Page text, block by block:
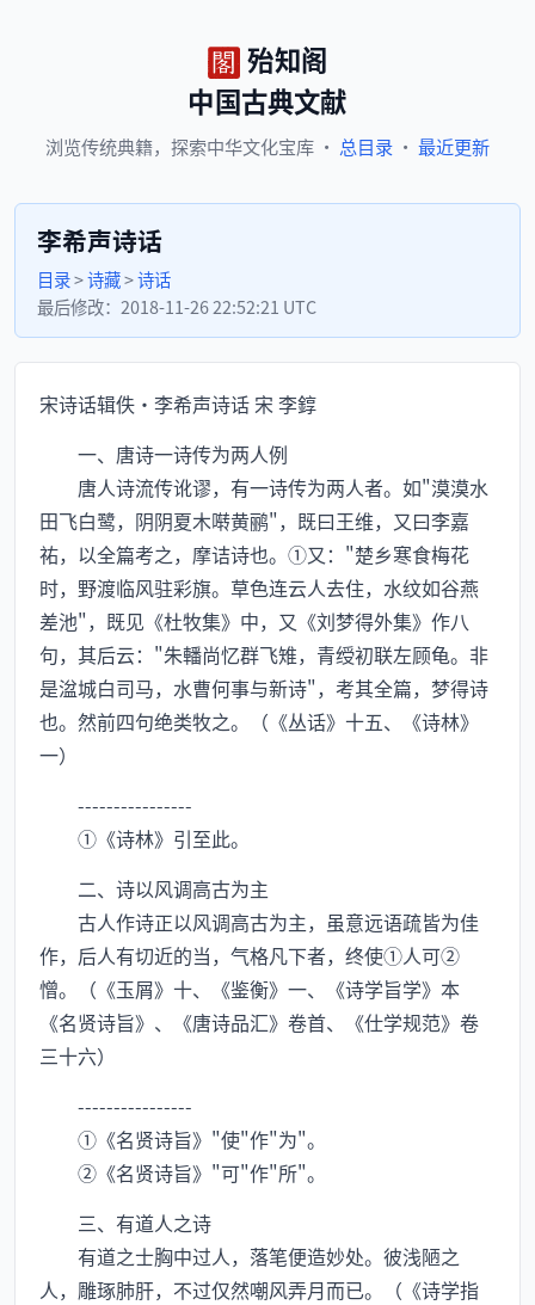
殆知阁
中国古典文献
浏览传统典籍， 探索中华文化宝库 · 总目录 · 最近更新
李希声诗话
目录>诗藏>诗话
最后修改： 2018-11-26 22:52:21 UTC
宋诗话辑佚·李希声诗话 宋 李錞
一、唐诗一诗传为两人例
唐人诗流传讹谬，有一诗传为两人者。如"漠漠水
田飞白鹭，阴阴夏木啭黄鹂"，既曰王维，又曰李嘉
祐，以全篇考之，摩诘诗也。①又："楚乡寒食梅花
时，野渡临风驻彩旗。草色连云人去住，水纹如谷燕
差池"，既见《杜牧集》中，又《刘梦得外集》作八
句，其后云："朱轓尚忆群飞雉，青绶初联左顾龟。非
是湓城白司马，水曹何事与新诗"，考其全篇，梦得诗
也。然前四句绝类牧之。（《丛话》十五、《诗林》
一）
----------------
①《诗林》引至此。
二、诗以风调高古为主
古人作诗正以风调高古为主，虽意远语疏皆为佳
作，后人有切近的当，气格凡下者，终使①人可②
憎。（《玉屑》十、《鉴衡》一、《诗学旨学》本
《名贤诗旨》、《唐诗品汇》卷首、《仕学规范》卷
三十六）
----------------
①《名贤诗旨》"使"作"为"。
②《名贤诗旨》"可"作"所"。
三、有道人之诗
有道之士胸中过人，落笔便造妙处。彼浅陋之
人，雕琢肺肝，不过仅然嘲风弄月而已。（《诗学指